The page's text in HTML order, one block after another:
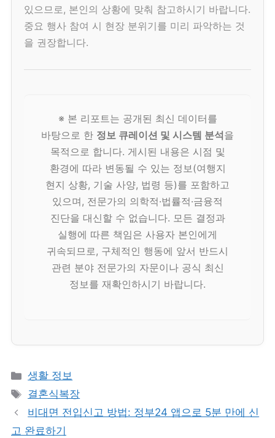
있으므로, 본인의 상황에 맞춰 참고하시기 바랍니다.
중요 행사 참여 시 현장 분위기를 미리 파악하는 것
을 권장합니다.
※ 본 리포트는 공개된 최신 데이터를
바탕으로 한 정보 큐레이션 및 시스템 분석을
목적으로 합니다. 게시된 내용은 시점 및
환경에 따라 변동될 수 있는 정보(여행지
현지 상황, 기술 사양, 법령 등)를 포함하고
있으며, 전문가의 의학적·법률적·금융적
진단을 대신할 수 없습니다. 모든 결정과
실행에 따른 책임은 사용자 본인에게
귀속되므로, 구체적인 행동에 앞서 반드시
관련 분야 전문가의 자문이나 공식 최신
정보를 재확인하시기 바랍니다.
카
테
리
생활 정보
태
그
결혼식복장
비대면 전입신고 방법: 정부24 앱으로 5분 만에 신
고 완료하기